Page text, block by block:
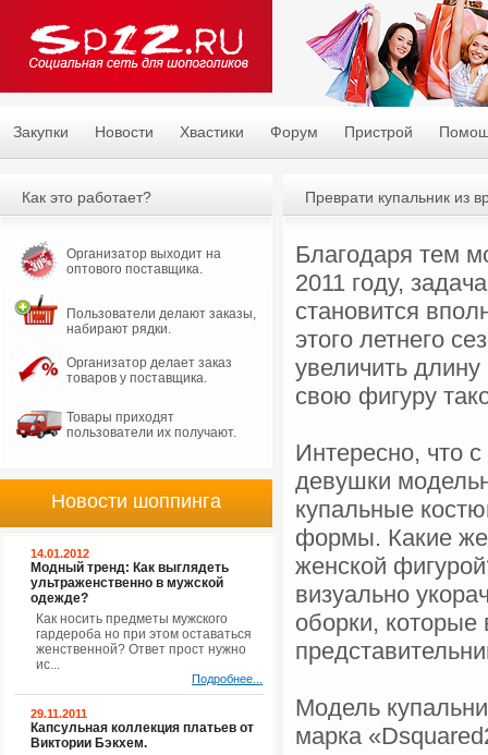
Закупки Новости Хвастики Форум Пристрой
Преврати купальник из
Благодаря тем
2011 году,
становится
этого летнего
увеличить
свою фигуру
Интересно, что
девушки
купальные
формы. Какие же
женской
визуально
оборки, которые
Модель
марка
Как это работает?
Организатор выходит на
оптового поставщика.
Пользователи делают заказы,
набирают рядки.
Организатор делает заказ
товаров у поставщика.
Товары приходят
пользователи их получают.
Новости шоппинга
14.01.2012
Модный тренд: Как выглядеть
ультраженственно в мужской
одежде?
Как носить предметы мужского
гардероба но при этом оставаться
женственной? Ответ прост нужно
ис...
Подробнее...
29.11.2011
Капсульная коллекция платьев от
Виктории Бэкхем.